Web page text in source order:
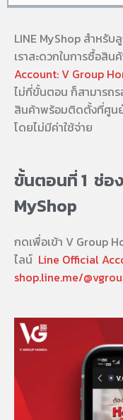
LINE MyShop สำหรั
เราสะดวกในการซื้อสิน
Account: V Group
ไม่กี่ขั้นตอน ก็สามารถร
สินค้าพร้อมติดตั้งที่ศูน
โดยไม่มีค่าใช้จ่าย
ขั้นตอนที่ 1 ช่อ
MyShop
กดเพื่อเข้า V Group
ไลน์ Line Official
shop.line.me/